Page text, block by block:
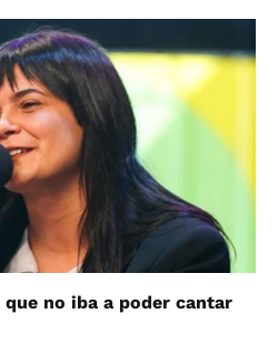
que no iba a poder cantar